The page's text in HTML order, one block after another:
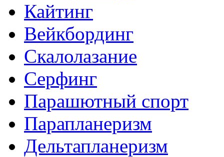
Кайтинг
Вейкбординг
Скалолазание
Серфинг
Парашютный спорт
Парапланеризм
Дельтапланеризм